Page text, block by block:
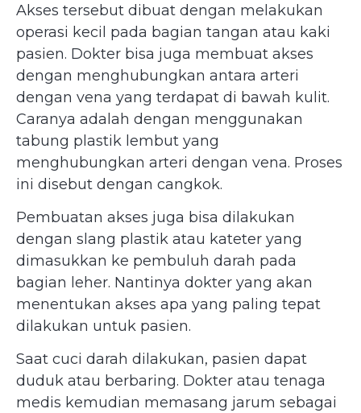
Akses tersebut dibuat dengan melakukan
operasi kecil pada bagian tangan atau kaki
pasien. Dokter bisa juga membuat akses
dengan menghubungkan antara arteri
dengan vena yang terdapat di bawah kulit.
Caranya adalah dengan menggunakan
tabung plastik lembut yang
menghubungkan arteri dengan vena. Proses
ini disebut dengan cangkok.
Pembuatan akses juga bisa dilakukan
dengan slang plastik atau kateter yang
dimasukkan ke pembuluh darah pada
bagian leher. Nantinya dokter yang akan
menentukan akses apa yang paling tepat
dilakukan untuk pasien.
Saat cuci darah dilakukan, pasien dapat
duduk atau berbaring. Dokter atau tenaga
medis kemudian memasang jarum sebagai